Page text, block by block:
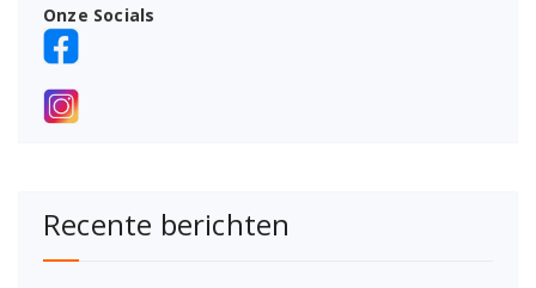
Onze Socials
Recente berichten